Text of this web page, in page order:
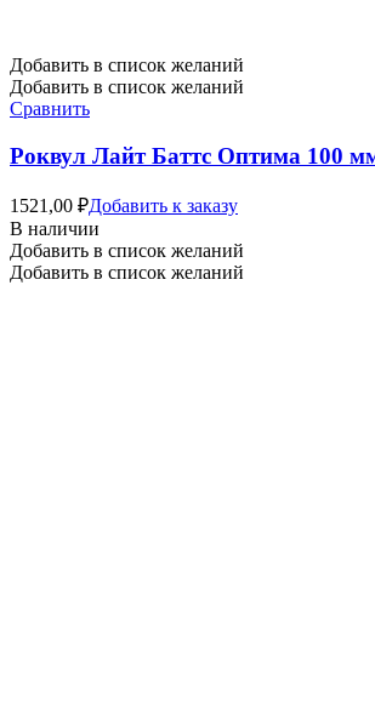
Добавить в список желаний
Добавить в список желаний
Сравнить
Роквул Лайт Баттс Оптима 100
1521,00 ₽Добавить к заказу
В наличии
Добавить в список желаний
Добавить в список желаний